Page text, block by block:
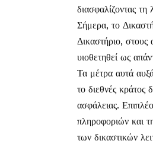
διασφαλίζοντας
Σήμερα, το
Δικαστήριο,
υιοθετηθεί ως
Τα μέτρα αυτά
το διεθνές κράτος
ασφάλειας.
πληροφοριών και
των δικαστικών